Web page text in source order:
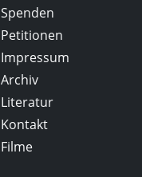
Spenden
Petitionen
Impressum
Archiv
Literatur
Kontakt
Filme